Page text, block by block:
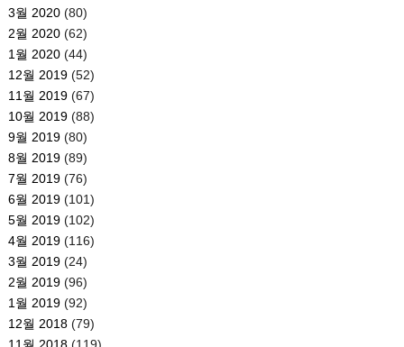
3월 2020(80)
2월 2020(62)
1월 2020(44)
12월 2019(52)
11월 2019(67)
10월 2019(88)
9월 2019(80)
8월 2019(89)
7월 2019(76)
6월 2019(101)
5월 2019(102)
4월 2019(116)
3월 2019(24)
2월 2019(96)
1월 2019(92)
12월 2018(79)
11월 2018(119)